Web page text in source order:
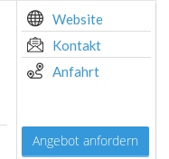
Website
Kontakt
Anfahrt
Angebot anfordern